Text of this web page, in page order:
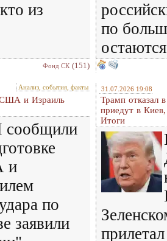
из
Фонд СК (151)
по
Анализ, события, факты
США и Израиль
и
по
заявили
31.07.2026 19:08
Трамп отказал
приедут в
Итоги